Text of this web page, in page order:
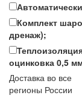
Комплект
дренаж);
оцинковка 0,5
Доставка во все
регионы России